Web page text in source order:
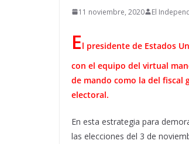
11 noviembre, 2020 El
El presidente de Estados
con el equipo del virtual
de mando como la del fiscal
electoral.
En esta estrategia para
las elecciones del 3 de